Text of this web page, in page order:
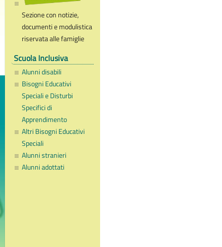
Sezione con notizie,
documenti e modulistica
riservata alle famiglie
Scuola Inclusiva
Alunni disabili
Bisogni Educativi
Speciali e Disturbi
Specifici di
Apprendimento
Altri Bisogni Educativi
Speciali
Alunni stranieri
Alunni adottati